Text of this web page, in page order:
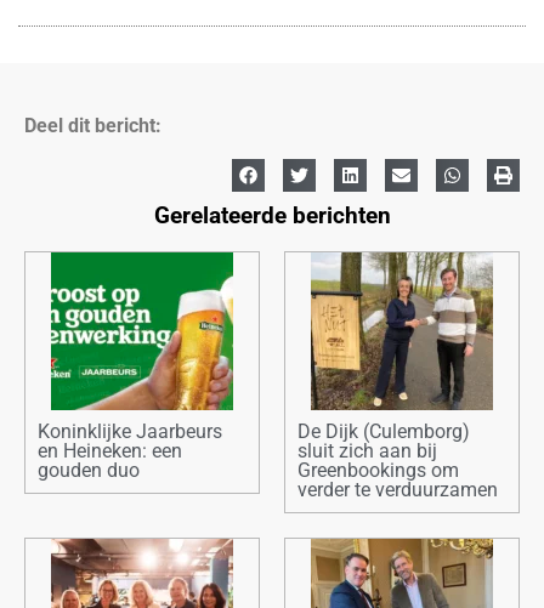
Deel dit bericht:
Gerelateerde berichten
Koninklijke Jaarbeurs
en Heineken: een
gouden duo
De Dijk (Culemborg)
sluit zich aan bij
Greenbookings om
verder te verduurzamen